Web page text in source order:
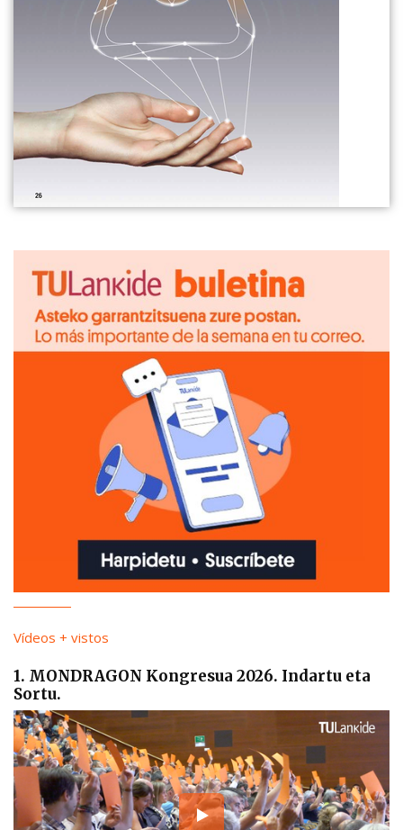
Vídeos + vistos
1. MONDRAGON Kongresua 2026. Indartu eta
Sortu.